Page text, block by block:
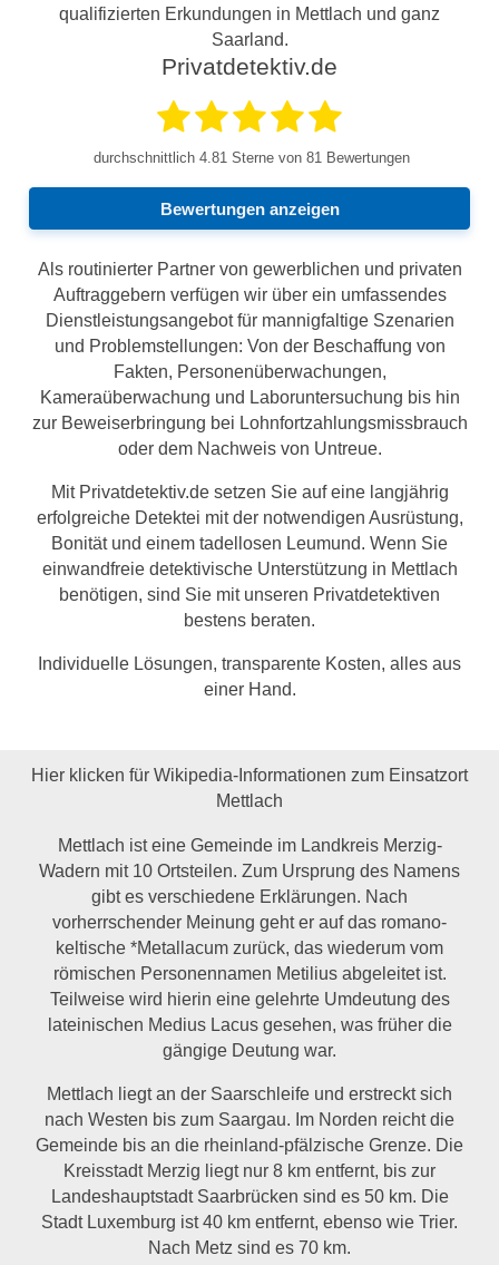
qualifizierten Erkundungen in Mettlach und ganz
Saarland.
Privatdetektiv.de
durchschnittlich 4.81 Sterne von 81 Bewertungen
Bewertungen anzeigen
Als routinierter Partner von gewerblichen und privaten
Auftraggebern verfügen wir über ein umfassendes
Dienstleistungsangebot für mannigfaltige Szenarien
und Problemstellungen: Von der Beschaffung von
Fakten, Personenüberwachungen,
Kameraüberwachung und Laboruntersuchung bis hin
zur Beweiserbringung bei Lohnfortzahlungsmissbrauch
oder dem Nachweis von Untreue.
Mit Privatdetektiv.de setzen Sie auf eine langjährig
erfolgreiche Detektei mit der notwendigen Ausrüstung,
Bonität und einem tadellosen Leumund. Wenn Sie
einwandfreie detektivische Unterstützung in Mettlach
benötigen, sind Sie mit unseren Privatdetektiven
bestens beraten.
Individuelle Lösungen, transparente Kosten, alles aus
einer Hand.
Hier klicken für Wikipedia-Informationen zum Einsatzort
Mettlach
Mettlach ist eine Gemeinde im Landkreis Merzig-
Wadern mit 10 Ortsteilen. Zum Ursprung des Namens
gibt es verschiedene Erklärungen. Nach
vorherrschender Meinung geht er auf das romano-
keltische *Metallacum zurück, das wiederum vom
römischen Personennamen Metilius abgeleitet ist.
Teilweise wird hierin eine gelehrte Umdeutung des
lateinischen Medius Lacus gesehen, was früher die
gängige Deutung war.
Mettlach liegt an der Saarschleife und erstreckt sich
nach Westen bis zum Saargau. Im Norden reicht die
Gemeinde bis an die rheinland-pfälzische Grenze. Die
Kreisstadt Merzig liegt nur 8 km entfernt, bis zur
Landeshauptstadt Saarbrücken sind es 50 km. Die
Stadt Luxemburg ist 40 km entfernt, ebenso wie Trier.
Nach Metz sind es 70 km.